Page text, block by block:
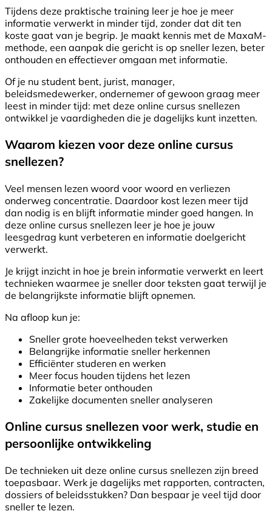
Tijdens deze praktische training leer je hoe je meer
informatie verwerkt in minder tijd, zonder dat dit ten
koste gaat van je begrip. Je maakt kennis met de MaxaM-
methode, een aanpak die gericht is op sneller lezen, beter
onthouden en effectiever omgaan met informatie.
Of je nu student bent, jurist, manager,
beleidsmedewerker, ondernemer of gewoon graag meer
leest in minder tijd: met deze online cursus snellezen
ontwikkel je vaardigheden die je dagelijks kunt inzetten.
Waarom kiezen voor deze online cursus
snellezen?
Veel mensen lezen woord voor woord en verliezen
onderweg concentratie. Daardoor kost lezen meer tijd
dan nodig is en blijft informatie minder goed hangen. In
deze online cursus snellezen leer je hoe je jouw
leesgedrag kunt verbeteren en informatie doelgericht
verwerkt.
Je krijgt inzicht in hoe je brein informatie verwerkt en leert
technieken waarmee je sneller door teksten gaat terwijl je
de belangrijkste informatie blijft opnemen.
Na afloop kun je:
Sneller grote hoeveelheden tekst verwerken
Belangrijke informatie sneller herkennen
Efficiënter studeren en werken
Meer focus houden tijdens het lezen
Informatie beter onthouden
Zakelijke documenten sneller analyseren
Online cursus snellezen voor werk, studie en
persoonlijke ontwikkeling
De technieken uit deze online cursus snellezen zijn breed
toepasbaar. Werk je dagelijks met rapporten, contracten,
dossiers of beleidsstukken? Dan bespaar je veel tijd door
sneller te lezen.